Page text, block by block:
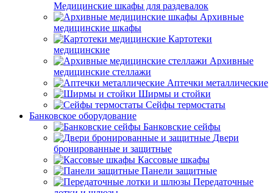
Медицинские шкафы для раздевалок
Архивные
медицинские шкафы
Картотеки
медицинские
Архивные
медицинские стеллажи
Аптечки металлические
Ширмы и стойки
Сейфы термостаты
Банковское оборудование
Банковские сейфы
Двери
бронированные и защитные
Кассовые шкафы
Панели защитные
Передаточные